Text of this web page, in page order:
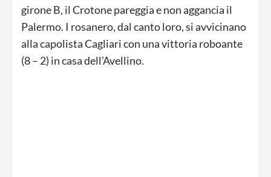
girone B, il Crotone pareggia e non aggancia il
Palermo. I rosanero, dal canto loro, si avvicinano
alla capolista Cagliari con una vittoria roboante
(8 – 2) in casa dell’Avellino.